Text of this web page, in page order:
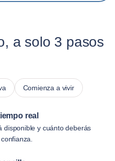
a solo 3 pasos
Comienza a vivir
real
disponible y cuánto deberás